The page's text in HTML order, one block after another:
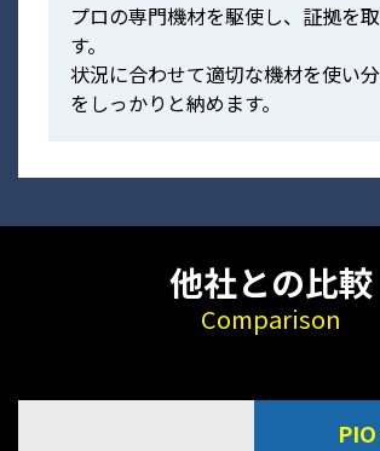
プロの専門機材を駆使し、証拠を
す。
状況に合わせて適切な機材を使い
をしっかりと納めます。
他社との比較
Comparison